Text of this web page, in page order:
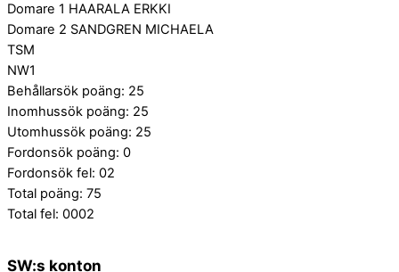
Domare 1 HAARALA ERKKI
Domare 2 SANDGREN MICHAELA
TSM
NW1
Behållarsök poäng: 25
Inomhussök poäng: 25
Utomhussök poäng: 25
Fordonsök poäng: 0
Fordonsök fel: 02
Total poäng: 75
Total fel: 0002
SW:s konton